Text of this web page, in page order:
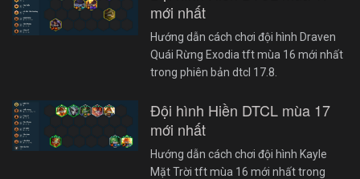
mới nhất
Hướng dẫn cách chơi đội hình Draven
Quái Rừng Exodia tft mùa 16 mới nhất
trong phiên bản dtcl 17.8.
Đội hình Hiền DTCL mùa 17
mới nhất
Hướng dẫn cách chơi đội hình Kayle
Mặt Trời tft mùa 16 mới nhất trong